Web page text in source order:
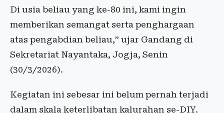
Di usia beliau yang ke-80 ini, kami ingin
memberikan semangat serta penghargaan
atas pengabdian beliau,” ujar Gandang di
Sekretariat Nayantaka, Jogja, Senin
(30/3/2026).
Kegiatan ini sebesar ini belum pernah terjadi
dalam skala keterlibatan kalurahan se-DIY.